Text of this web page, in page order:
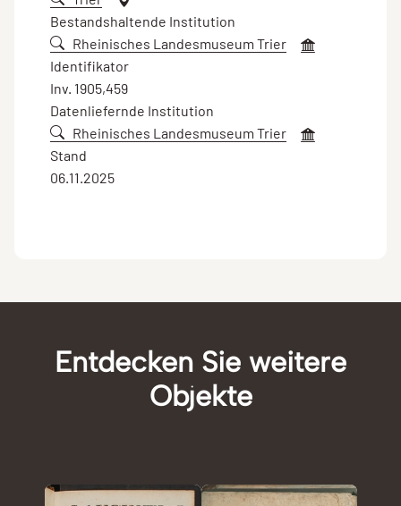
Bestandshaltende Institution
Rheinisches Landesmuseum Trier
Identifikator
Inv. 1905,459
Datenliefernde Institution
Rheinisches Landesmuseum Trier
Stand
06.11.2025
Entdecken Sie weitere
Objekte